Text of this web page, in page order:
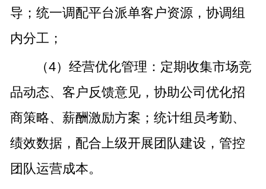
导；统一调配平台派单客户资源，协调组
内分工；
（4）经营优化管理：定期收集市场竞
品动态、客户反馈意见，协助公司优化招
商策略、薪酬激励方案；统计组员考勤、
绩效数据，配合上级开展团队建设，管控
团队运营成本。